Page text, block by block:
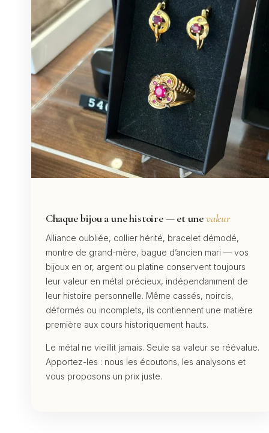
Chaque bijou a une histoire — et unevaleur
Alliance oubliée, collier hérité, bracelet démodé,
montre de grand-mère, bague d’ancien mari — vos
bijoux en or, argent ou platine conservent toujours
leur valeur en métal précieux, indépendamment de
leur histoire personnelle. Même cassés, noircis,
déformés ou incomplets, ils contiennent une matière
première aux cours historiquement hauts.
Le métal ne vieillit jamais. Seule sa valeur se réévalue.
Apportez-les : nous les écoutons, les analysons et
vous proposons un prix juste.